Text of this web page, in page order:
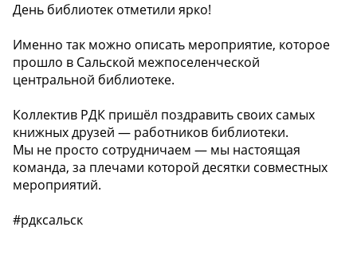
День библиотек отметили ярко!
Именно так можно описать мероприятие, которое
прошло в Сальской межпоселенческой
центральной библиотеке.
Коллектив РДК пришёл поздравить своих самых
книжных друзей — работников библиотеки.
Мы не просто сотрудничаем — мы настоящая
команда, за плечами которой десятки совместных
мероприятий.
#рдксальск